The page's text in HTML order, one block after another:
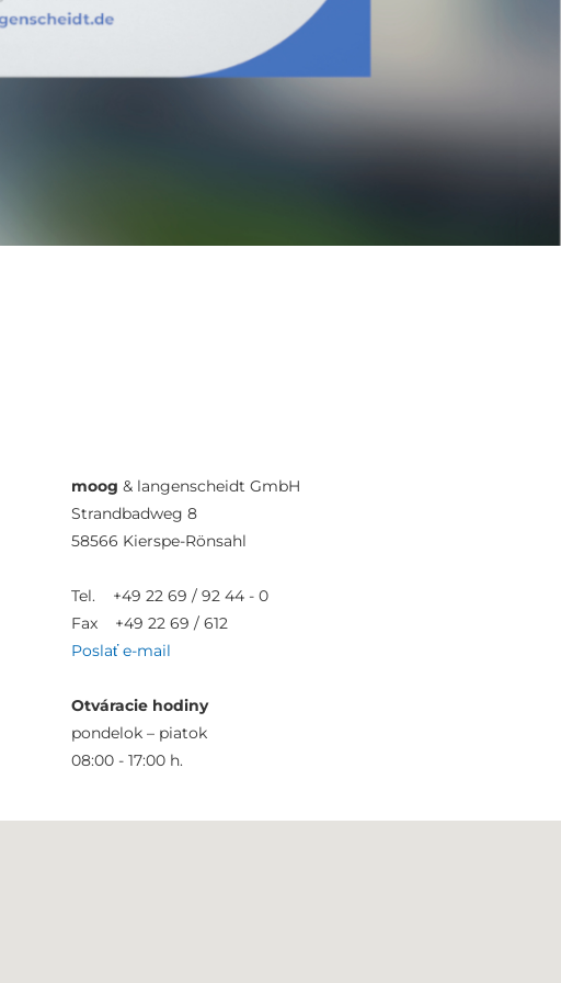
moog & langenscheidt GmbH
Strandbadweg 8
58566 Kierspe-Rönsahl
Tel. +49 22 69 / 92 44 - 0
Fax +49 22 69 / 612
Poslať e-mail
Otváracie hodiny
pondelok – piatok
08:00 - 17:00 h.